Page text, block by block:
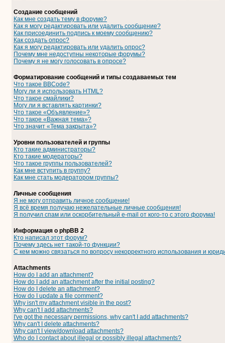
Создание сообщений
Как мне создать тему в форуме?
Как я могу редактировать или удалить сообщение?
Как присоединить подпись к моему сообщению?
Как создать опрос?
Как я могу редактировать или удалить опрос?
Почему мне недоступны некоторые форумы?
Почему я не могу голосовать в опросе?
Форматирование сообщений и типы создаваемых тем
Что такое BBCode?
Могу ли я использовать HTML?
Что такое смайлики?
Могу ли я вставлять картинки?
Что такое «Объявление»?
Что такое «Важная тема»?
Что значит «Тема закрыта»?
Уровни пользователей и группы
Кто такие администраторы?
Кто такие модераторы?
Что такое группы пользователей?
Как мне вступить в группу?
Как мне стать модератором группы?
Личные сообщения
Я не могу отправить личное сообщение!
Я всё время получаю нежелательные личные сообщения!
Я получил спам или оскорбительный e-mail от кого-то с этого форума!
Информация о phpBB 2
Кто написал этот форум?
Почему здесь нет такой-то функции?
С кем можно связаться по вопросу некорректного использования и
Attachments
How do I add an attachment?
How do I add an attachment after the initial posting?
How do I delete an attachment?
How do I update a file comment?
Why isn't my attachment visible in the post?
Why can't I add attachments?
I've got the necessary permissions, why can't I add attachments?
Why can't I delete attachments?
Why can't I view/download attachments?
Who do I contact about illegal or possibly illegal attachments?